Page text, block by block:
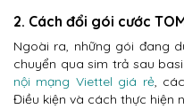
2. Cách đổi gói cước
Ngoài ra, những gói đang
chuyển qua sim trả sau
nội mạng Viettel giá rẻ, các
Điều kiện và cách thực hiện